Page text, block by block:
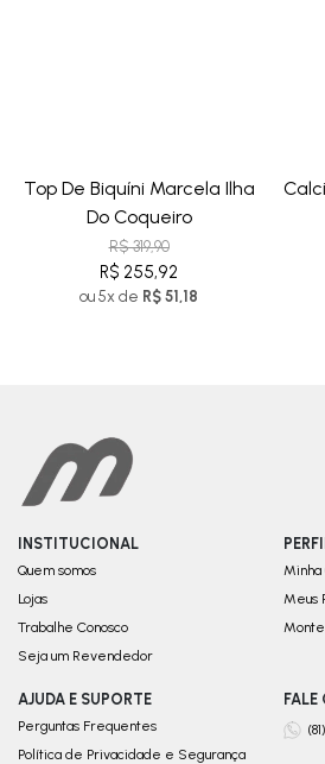
Top De Biquíni Marcela Ilha
Do Coqueiro
R$ 319,90
R$ 255,92
ou 5x de R$ 51,18
INSTITUCIONAL
Quem somos
Lojas
Trabalhe Conosco
Seja um Revendedor
Minha
Meus
AJUDA E SUPORTE
Perguntas Frequentes
Política de Privacidade e Segurança